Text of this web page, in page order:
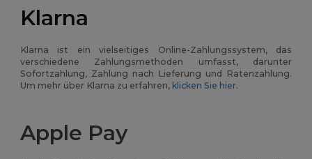
Klarna
Klarna ist ein vielseitiges Online-Zahlungssystem, das
verschiedene Zahlungsmethoden umfasst, darunter
Sofortzahlung, Zahlung nach Lieferung und Ratenzahlung.
Um mehr über Klarna zu erfahren, klicken Sie hier.
Apple Pay